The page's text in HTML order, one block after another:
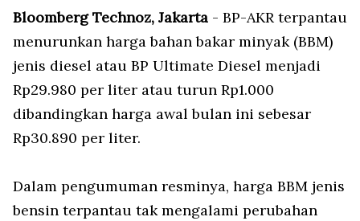
Bloomberg Technoz, Jakarta - BP-AKR terpantau
menurunkan harga bahan bakar minyak (BBM)
jenis diesel atau BP Ultimate Diesel menjadi
Rp29.980 per liter atau turun Rp1.000
dibandingkan harga awal bulan ini sebesar
Rp30.890 per liter.
Dalam pengumuman resminya, harga BBM jenis
bensin terpantau tak mengalami perubahan